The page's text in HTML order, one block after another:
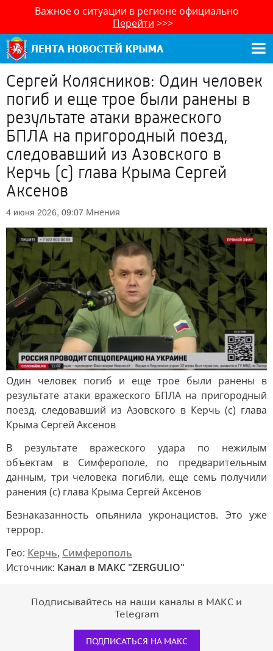
Важное о ситуации в регионе официально
Перейти >>>
Сергей Колясников: Один человек
погиб и еще трое были ранены в
результате атаки вражеского
БПЛА на пригородный поезд,
следовавший из Азовского в
Керчь (с) глава Крыма Сергей
Аксенов
4 июня 2026, 09:07 Мнения
Один человек погиб и еще трое были ранены в
результате атаки вражеского БПЛА на пригородный
поезд, следовавший из Азовского в Керчь (с) глава
Крыма Сергей Аксенов
В результате вражеского удара по нежилым
объектам в Симферополе, по предварительным
данным, три человека погибли, еще семь получили
ранения (с) глава Крыма Сергей Аксенов
Безнаказанность опьянила укронацистов. Это уже
террор.
Гео: Керчь, Симферополь
Источник: Канал в МАКС "ZERGULIO"
Подписывайтесь на наши каналы в МАКС и
Telegram
ПОДПИСАТЬСЯ НА МАКС